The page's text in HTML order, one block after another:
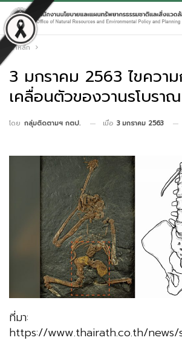
หน้าหลัก
3 มกราคม 2563 ไขความ
เคลื่อนตัวของวานรโบราณ
โดย กลุ่มติดตามฯ กตป. เมื่อ 3 มกราคม 2563
ที่มา:
https://www.thairath.co.th/news/